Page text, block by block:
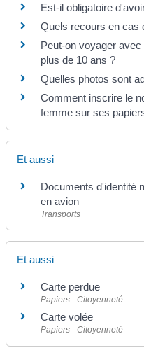
Est-il obligatoire
Quels recours en cas
Peut-on voyager
plus de 10 ans ?
Quelles photos sont
Comment inscrire le
femme sur ses
Et aussi
Documents d'identité
en avion
Transports
Et aussi
Carte perdue
Papiers - Citoyenneté
Carte volée
Papiers - Citoyenneté